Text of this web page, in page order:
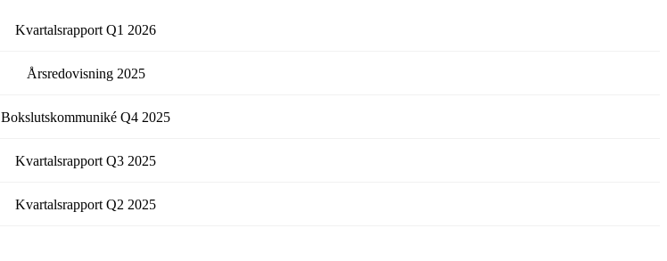
Kvartalsrapport Q1 2026
Årsredovisning 2025
Bokslutskommuniké Q4 2025
Kvartalsrapport Q3 2025
Kvartalsrapport Q2 2025